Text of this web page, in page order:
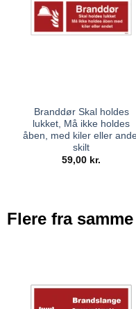
Branddør Skal holdes
lukket, Må ikke holdes
åben, med kiler eller
skilt
59,00 kr.
Flere fra